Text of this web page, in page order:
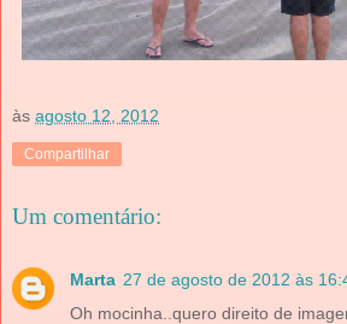
às agosto 12, 2012
Compartilhar
Um comentário:
Marta 27 de agosto de 2012 às
Oh mocinha..quero direito de